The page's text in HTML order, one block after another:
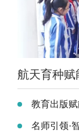
教育出版